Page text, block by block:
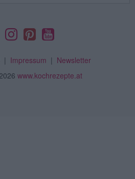
| Impressum | Newsletter
www.kochrezepte.at